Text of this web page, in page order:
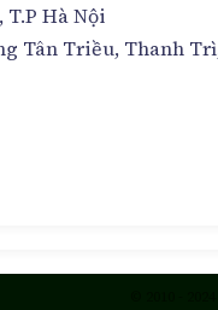
T.P Hà Nội
Tân Triều, Thanh